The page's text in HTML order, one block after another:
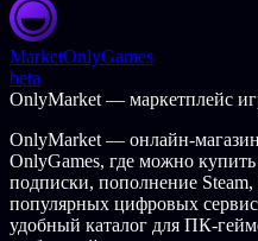
Создайте праздничную
сада: цвет каждого
помощью кисти из бутика
Спокойное садоводство
Ухаживать за растениями
садоводов, адаптированные
Не сажайте семена
растениям нужно место.
MarketOnlyGames
beta
OnlyMarket — маркетплейс
OnlyMarket — онлайн-
OnlyGames, где можно
подписки, пополнение
популярных цифровых
удобный каталог для ПК-